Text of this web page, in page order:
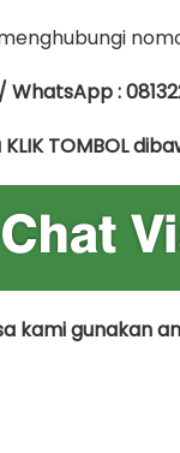
WhatsApp :
TOMBOL
kami gunakan